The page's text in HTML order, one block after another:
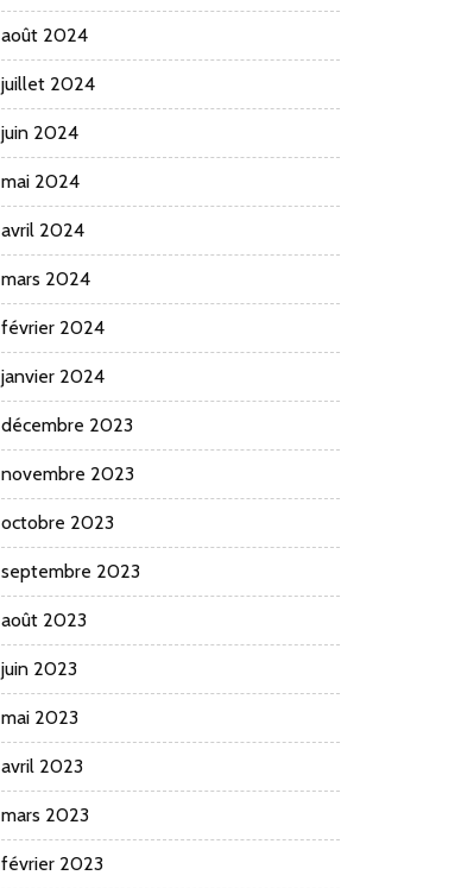
août 2024
juillet 2024
juin 2024
mai 2024
avril 2024
mars 2024
février 2024
janvier 2024
décembre 2023
novembre 2023
octobre 2023
septembre 2023
août 2023
juin 2023
mai 2023
avril 2023
mars 2023
février 2023